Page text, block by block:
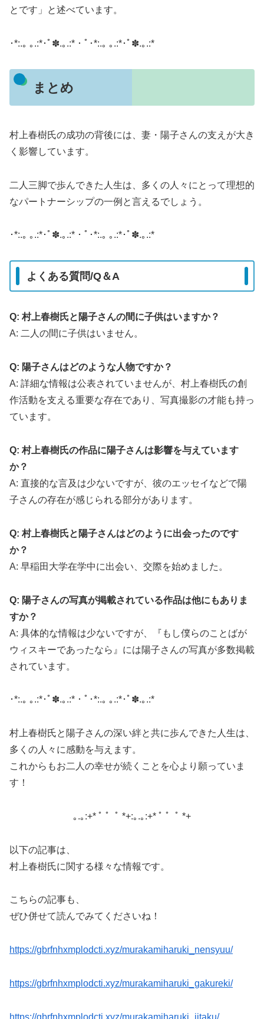
とです」と述べています。
･*:.｡ ｡.:*･ﾟ✽.｡.:*・ﾟ･*:.｡ ｡.:*･ﾟ✽.｡.:*
まとめ
村上春樹氏の成功の背後には、妻・陽子さんの支えが大き
く影響しています。
二人三脚で歩んできた人生は、多くの人々にとって理想的
なパートナーシップの一例と言えるでしょう。
​･*:.｡ ｡.:*･ﾟ✽.｡.:*・ﾟ･*:.｡ ｡.:*･ﾟ✽.｡.:*
よくある質問/Q＆A
Q: 村上春樹氏と陽子さんの間に子供はいますか？
A: 二人の間に子供はいません。
Q: 陽子さんはどのような人物ですか？
A: 詳細な情報は公表されていませんが、村上春樹氏の創
作活動を支える重要な存在であり、写真撮影の才能も持っ
ています。
Q: 村上春樹氏の作品に陽子さんは影響を与えています
か？
A: 直接的な言及は少ないですが、彼のエッセイなどで陽
子さんの存在が感じられる部分があります。
Q: 村上春樹氏と陽子さんはどのように出会ったのです
か？
A: 早稲田大学在学中に出会い、交際を始めました。
Q: 陽子さんの写真が掲載されている作品は他にもありま
すか？
A: 具体的な情報は少ないですが、『もし僕らのことばが
ウィスキーであったなら』には陽子さんの写真が多数掲載
されています。
​･*:.｡ ｡.:*･ﾟ✽.｡.:*・ﾟ･*:.｡ ｡.:*･ﾟ✽.｡.:*
村上春樹氏と陽子さんの深い絆と共に歩んできた人生は、
多くの人々に感動を与えます。
これからもお二人の幸せが続くことを心より願っていま
す！
｡.｡:+* ﾟ ゜ﾟ *+:｡.｡:+* ﾟ ゜ﾟ *+
以下の記事は、
村上春樹氏に関する様々な情報です。
こちらの記事も、
ぜひ併せて読んでみてくださいね！
https://gbrfnhxmplodcti.xyz/murakamiharuki_nensyuu/
https://gbrfnhxmplodcti.xyz/murakamiharuki_gakureki/
https://gbrfnhxmplodcti.xyz/murakamiharuki_jitaku/